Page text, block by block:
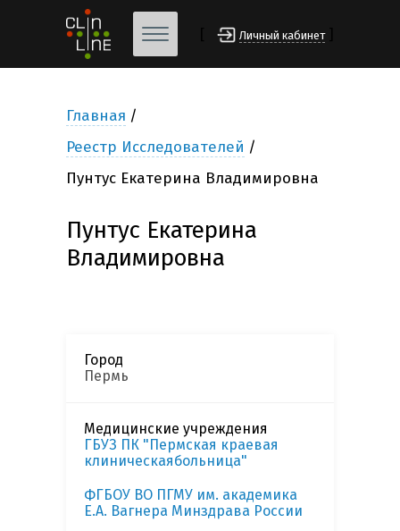
Личный кабинет
Главная
Реестр Исследователей
Пунтус Екатерина Владимировна
Пунтус Екатерина
Владимировна
Город
Пермь
Медицинские учреждения
ГБУЗ ПК "Пермская краевая
клиническаябольница"
ФГБОУ ВО ПГМУ им. академика
Е.А. Вагнера Минздрава России